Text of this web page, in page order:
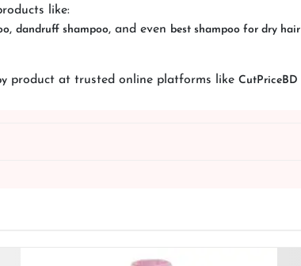
like:
, dandruff shampoo, and even best shampoo for dry hair
product at trusted online platforms like CutPriceBD